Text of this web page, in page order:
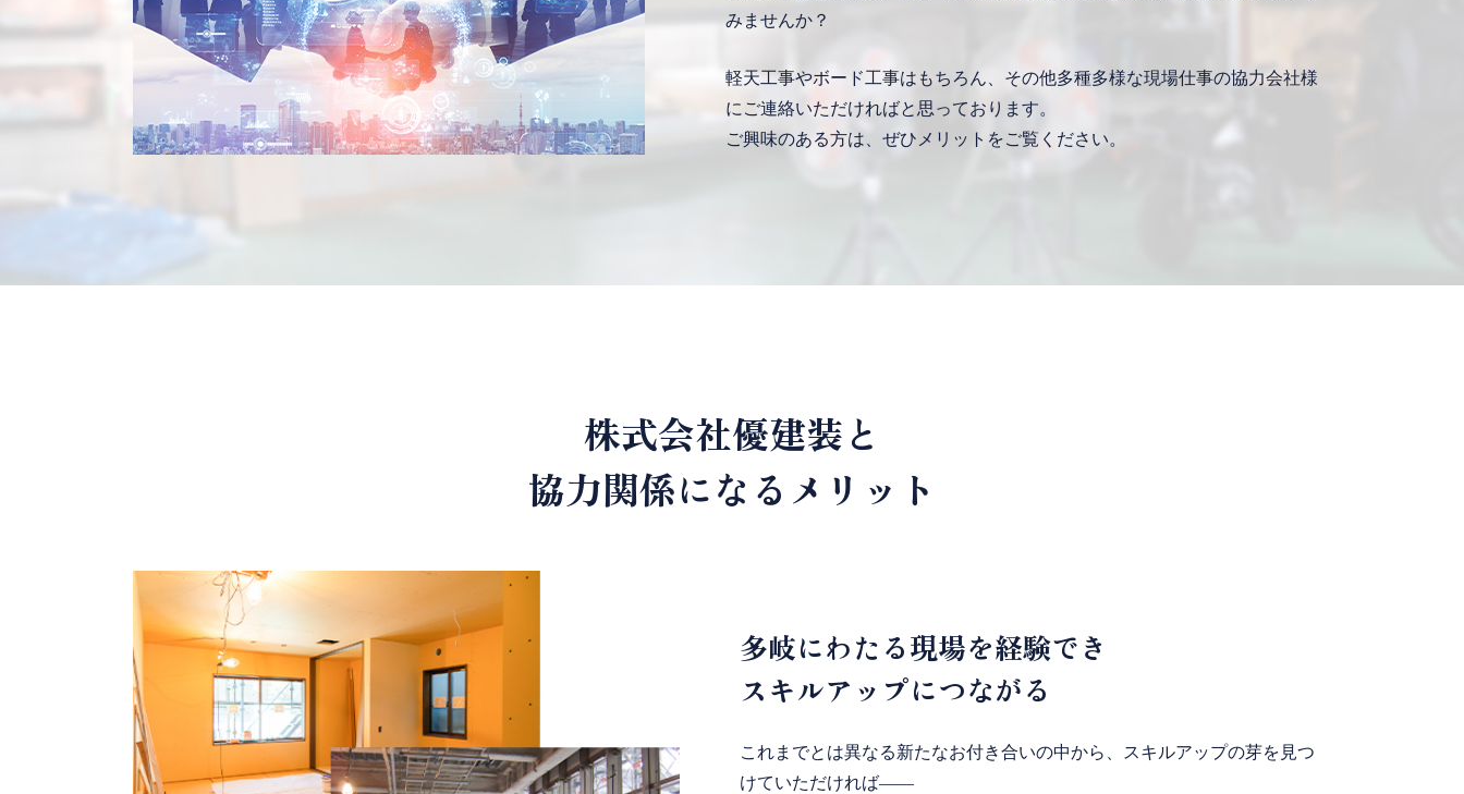
みませんか？
軽天工事やボード工事はもちろん、その他多種多様な現場仕事の協力会社様
にご連絡いただければと思っております。
ご興味のある方は、ぜひメリットをご覧ください。
株式会社優建装と
協力関係になるメリット
多岐にわたる現場を経験でき
スキルアップにつながる
これまでとは異なる新たなお付き合いの中から、スキルアップの芽を見つ
けていただければ――